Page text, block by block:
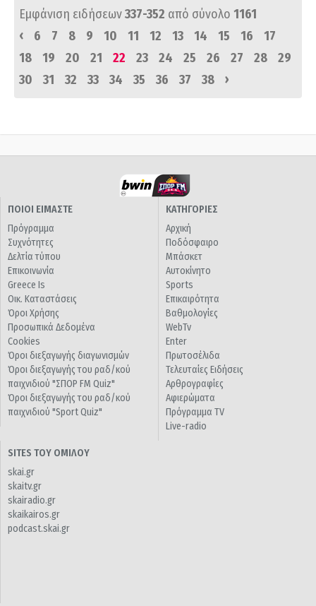
Εμφάνιση ειδήσεων337-352 από σύνολο 1161
‹
6 7 8 9 10 11 12 13 14 15 16
17
18
19 20 21 22 23 24 25 26 27 28
29
30
31 32 33 34 35 36 37 38 ›
ΠΟΙΟΙ ΕΙΜΑΣΤΕ
Πρόγραμμα
Συχνότητες
Δελτία τύπου
Επικοινωνία
Greece Is
Οικ. Καταστάσεις
Όροι Χρήσης
Προσωπικά Δεδομένα
Cookies
Όροι διεξαγωγής διαγωνισμών
Όροι διεξαγωγής του ραδ/κού
παιχνιδιού "ΣΠΟΡ FM Quiz"
Όροι διεξαγωγής του ραδ/κού
παιχνιδιού "Sport Quiz"
ΚΑΤΗΓΟΡΙΕΣ
Αρχική
Ποδόσφαιρο
Μπάσκετ
Αυτοκίνητο
Sports
Επικαιρότητα
Βαθμολογίες
WebTv
Enter
Πρωτοσέλιδα
Τελευταίες Ειδήσεις
Αρθρογραφίες
Αφιερώματα
Πρόγραμμα TV
Live-radio
SITES ΤΟΥ ΟΜΙΛΟΥ
skai.gr
skaitv.gr
skairadio.gr
skaikairos.gr
podcast.skai.gr